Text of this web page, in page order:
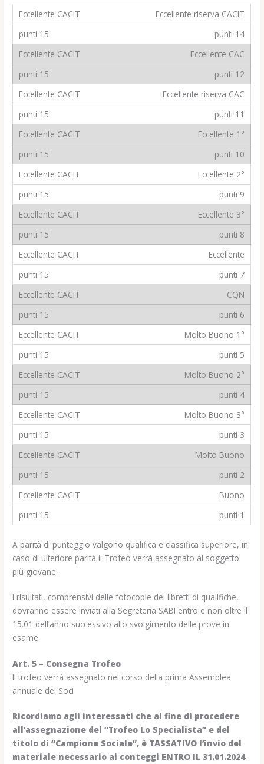
Eccellente riserva CACIT
punti 14
Eccellente CAC
punti 12
Eccellente riserva CAC
punti 11
Eccellente 1°
punti 10
Eccellente 2°
punti 9
Eccellente 3°
punti 8
Eccellente
punti 7
CQN
punti 6
Molto Buono 1°
punti 5
Molto Buono 2°
punti 4
Molto Buono 3°
punti 3
Molto Buono
punti 2
Buono
punti 1
A parità di punteggio valgono qualifica e classifica superiore, in
caso di ulteriore parità il Trofeo verrà assegnato al soggetto
più giovane.
I risultati, comprensivi delle fotocopie dei libretti di qualifiche,
dovranno essere inviati alla Segreteria SABI entro e non oltre il
15.01 dell’anno successivo allo svolgimento delle prove in
esame.
Art. 5 – Consegna Trofeo
Il trofeo verrà assegnato nel corso della prima Assemblea
annuale dei Soci
Ricordiamo agli interessati che al fine di procedere
all’assegnazione del “Trofeo Lo Specialista” e del
titolo di “Campione Sociale”, è TASSATIVO l’invio del
materiale necessario ai conteggi ENTRO IL 31.01.2024